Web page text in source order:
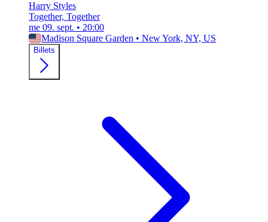
Harry Styles
Together, Together
me 09. sept. • 20:00
Madison Square Garden • New York, NY, US
Billets